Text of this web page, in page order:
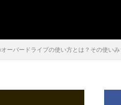
ーバードライブの使い方とは？その使い